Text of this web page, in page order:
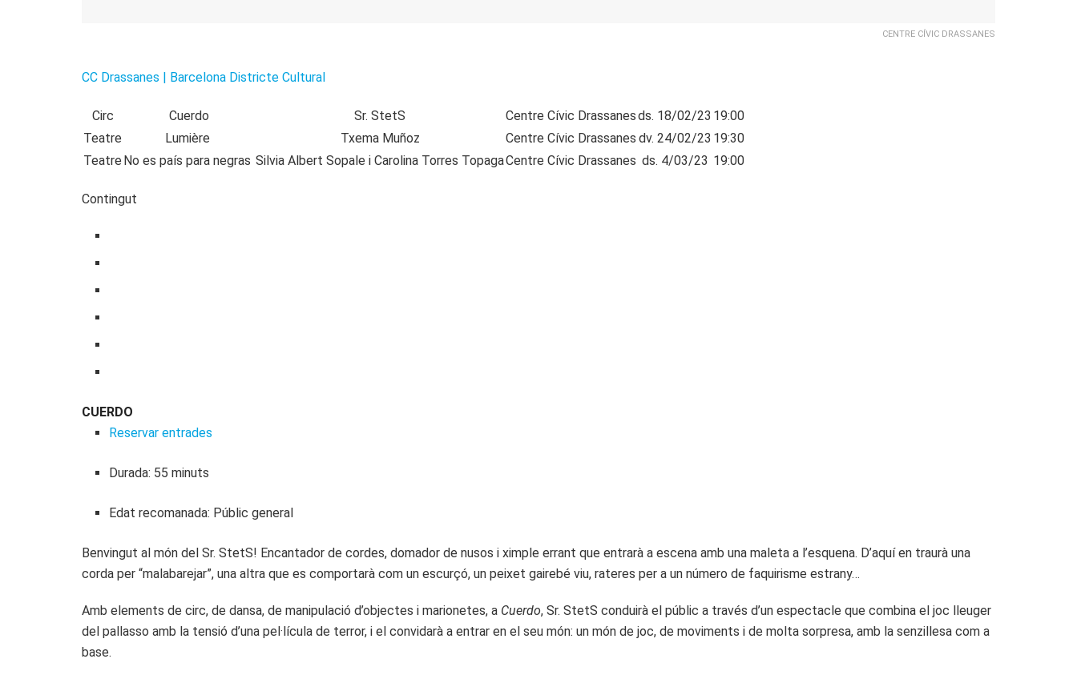
CENTRE CÍVIC DRASSANES
CC Drassanes | Barcelona Districte Cultural
Circ Cuerdo Sr. StetS Centre Cívic Drassanesds. 18/02/23 19:00
Teatre
Lumière Txema Muñoz Centre Cívic Drassanes dv. 24/02/23 19:30
Teatre No es país para negras Silvia Albert Sopale i Carolina Torres TopagaCentre Cívic Drassanes ds. 4/03/23 19:00
Contingut
CUERDO
Reservar entrades
Durada: 55 minuts
Edat recomanada: Públic general
Benvingut al món del Sr. StetS! Encantador de cordes, domador de nusos i ximple errant que entrarà a escena amb una maleta a l’esquena. D’aquí en traurà una
corda per “malabarejar”, una altra que es comportarà com un escurçó, un peixet gairebé viu, rateres per a un número de faquirisme estrany…
Amb elements de circ, de dansa, de manipulació d’objectes i marionetes, a Cuerdo, Sr. StetS conduirà el públic a través d’un espectacle que combina el joc lleuger
del pallasso amb la tensió d’una pel·lícula de terror, i el convidarà a entrar en el seu món: un món de joc, de moviments i de molta sorpresa, amb la senzillesa com a
base.